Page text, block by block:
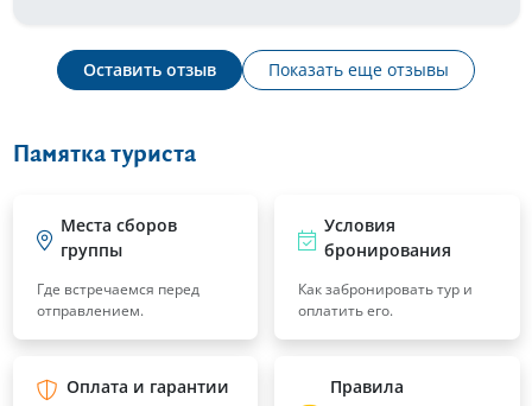
Оставить отзыв Показать еще отзывы
Памятка туриста
Места сборов
группы
Где встречаемся перед
отправлением.
Условия
бронирования
Как забронировать тур и
оплатить его.
Оплата и гарантии
Правила